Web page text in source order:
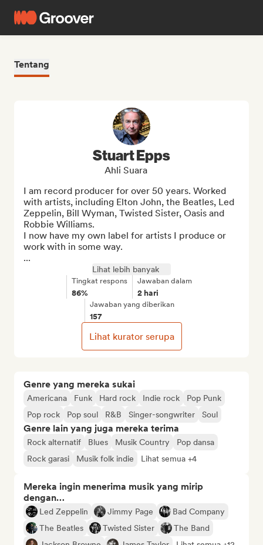
Tentang
Genre yang mereka sukai
Americana Funk Hard rock Indie rock
Pop Punk
Pop rock
Pop soul R&B Singer-songwriter Soul
Genre lain yang juga mereka terima
Rock alternatif Blues Musik Country
Pop dansa
Rock garasi
Musik folk indie Lihat semua +4
Mereka ingin menerima musik yang mirip
dengan…
Led Zeppelin Jimmy Page
Bad Company
The Beatles
Twisted Sister
The Band
Stuart Epps
Ahli Suara
I am record producer for over 50 years. Worked
with artists, including Elton John, the Beatles, Led
Zeppelin, Bill Wyman, Twisted Sister, Oasis and
Robbie Williams.
I now have my own label for artists I produce or
work with in some way.
...
Lihat lebih banyak
Tingkat respons
86%
Jawaban dalam
2 hari
Jawaban yang diberikan
157
Lihat kurator serupa